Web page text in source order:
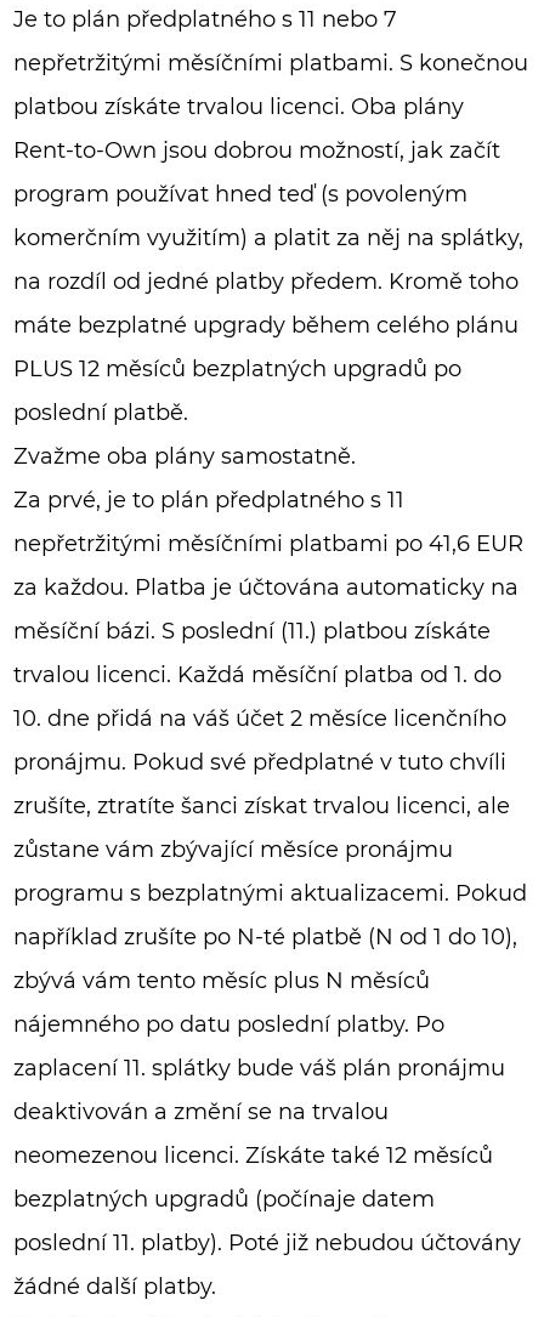
Je to plán předplatného s 11 nebo 7
nepřetržitými měsíčními platbami. S konečnou
platbou získáte trvalou licenci. Oba plány
Rent-to-Own jsou dobrou možností, jak začít
program používat hned teď (s povoleným
komerčním využitím) a platit za něj na splátky,
na rozdíl od jedné platby předem. Kromě toho
máte bezplatné upgrady během celého plánu
PLUS 12 měsíců bezplatných upgradů po
poslední platbě.
Zvažme oba plány samostatně.
Za prvé, je to plán předplatného s 11
nepřetržitými měsíčními platbami po 41,6 EUR
za každou. Platba je účtována automaticky na
měsíční bázi. S poslední (11.) platbou získáte
trvalou licenci. Každá měsíční platba od 1. do
10. dne přidá na váš účet 2 měsíce licenčního
pronájmu. Pokud své předplatné v tuto chvíli
zrušíte, ztratíte šanci získat trvalou licenci, ale
zůstane vám zbývající měsíce pronájmu
programu s bezplatnými aktualizacemi. Pokud
například zrušíte po N-té platbě (N od 1 do 10),
zbývá vám tento měsíc plus N měsíců
nájemného po datu poslední platby. Po
zaplacení 11. splátky bude váš plán pronájmu
deaktivován a změní se na trvalou
neomezenou licenci. Získáte také 12 měsíců
bezplatných upgradů (počínaje datem
poslední 11. platby). Poté již nebudou účtovány
žádné další platby.